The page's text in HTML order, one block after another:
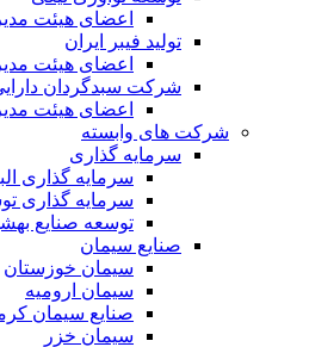
اعضای هیئت
تولید فیبر ایران
اعضای هیئت
شرکت سبدگردان
اعضای هیئت
شرکت های وابسته
سرمایه گذاری
سرمایه گذاری
سرمایه گذاری
توسعه‌ صنایع‌
صنایع سیمان
سیمان خوزستان
سیمان ارومیه
صنایع سیمان
سیمان خزر